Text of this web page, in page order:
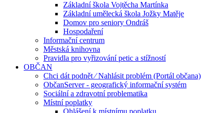
Základní škola Vojtěcha Martínka
Základní umělecká škola Jožky Matěje
Domov pro seniory Ondráš
Hospodaření
Informační centrum
Městská knihovna
Pravidla pro vyřizování petic a stížností
OBČAN
Chci dát podnět ⁄ Nahlásit problém (Portál občana)
ObčanServer - geografický informační systém
Sociální a zdravotní problematika
Místní poplatky
Ohlášení k místnímu poplatku